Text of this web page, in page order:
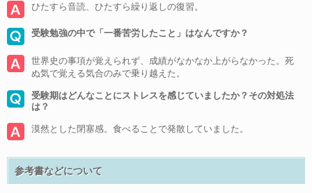
ひたすら音読、ひたすら繰り返しの復習。
受験勉強の中で「一番苦労したこと」はなんですか？
世界史の事項が覚えられず、成績がなかなか上がらなかった。死
ぬ気で覚える気合のみで乗り越えた。
受験期はどんなことにストレスを感じていましたか？その対処法
は？
漠然とした閉塞感。食べることで発散していました。
参考書などについて